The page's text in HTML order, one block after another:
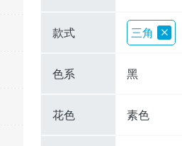
款式 三角
色系 黑
花色 素色